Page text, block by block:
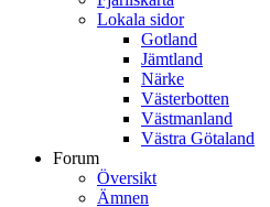
Lokala sidor
Gotland
Jämtland
Närke
Västerbotten
Västmanland
Västra Götaland
Forum
Översikt
Ämnen